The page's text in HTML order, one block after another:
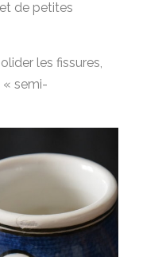
de petites
les fissures,
semi-